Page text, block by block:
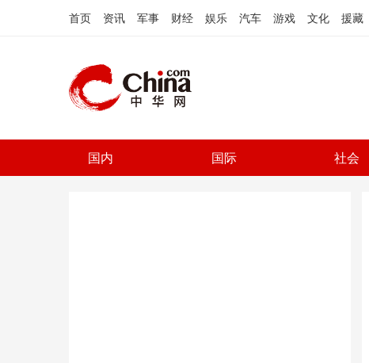
首页 资讯 军事 财经 娱乐 汽车 游戏 文化 援藏
国内 国际 社会